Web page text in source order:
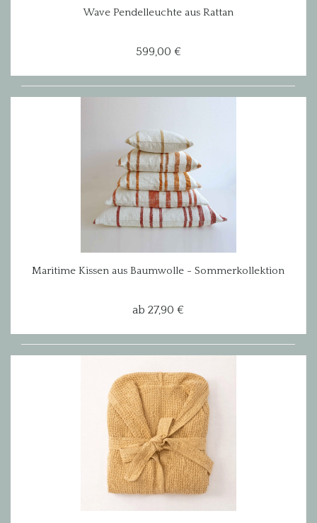
Wave Pendelleuchte aus Rattan
599,00 €
Maritime Kissen aus Baumwolle - Sommerkollektion
ab 27,90 €